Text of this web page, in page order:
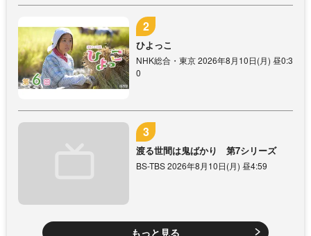
ひよっこ
NHK総合・東京 2026年8月10日(月) 昼0:3
0
渡る世間は鬼ばかり 第7シリーズ
BS-TBS 2026年8月10日(月) 昼4:59
もっと見る